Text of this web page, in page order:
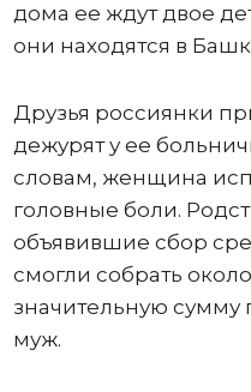
дома ее ждут двое
они находятся в
Друзья россиянки
дежурят у ее
словам, женщина
головные боли.
объявившие сбор
смогли собрать
значительную
муж.